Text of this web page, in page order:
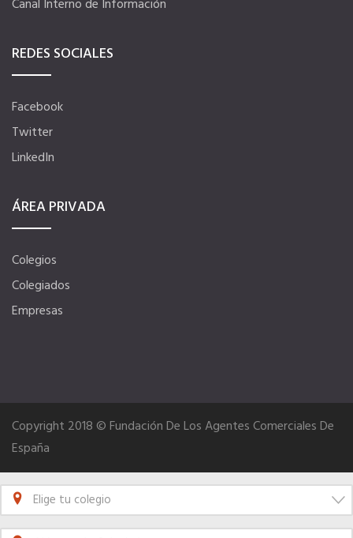
OFERTAS DE EMPLEO
Candidatos
Canal Interno de Información
REDES SOCIALES
Facebook
Twitter
LinkedIn
ÁREA PRIVADA
Colegios
Colegiados
Empresas
Copyright 2018 © Fundación De Los Agentes Comerciales De
España
Elige tu colegio